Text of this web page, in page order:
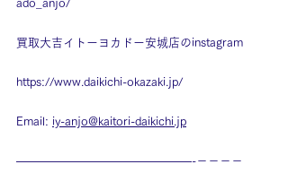
ado_anjo/
買取大吉イトーヨカドー安城店のinstagram
https://www.daikichi-okazaki.jp/
Email: iy-anjo@kaitori-daikichi.jp
———————————————-－－－－